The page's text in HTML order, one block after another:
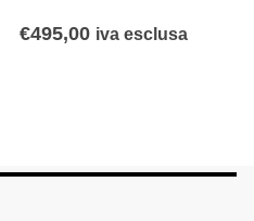
€495,00 iva esclusa